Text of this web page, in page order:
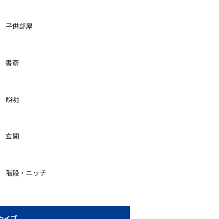
子供部屋
書斎
照明
玄関
階段・ニッチ